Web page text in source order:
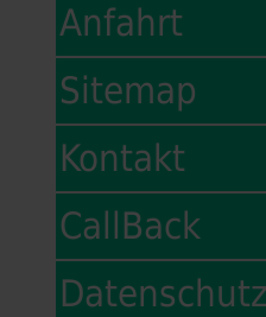
Anfahrt
Sitemap
Kontakt
CallBack